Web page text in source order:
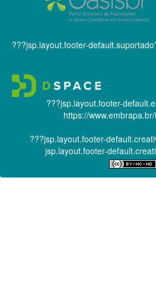
???jsp.layout.footer-
???jsp.layout.footer-
https://
???jsp.layout.footer-
jsp.layout.footer-